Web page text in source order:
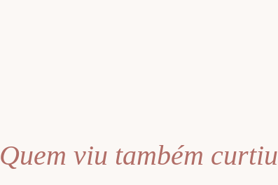
Quem viu também curtiu